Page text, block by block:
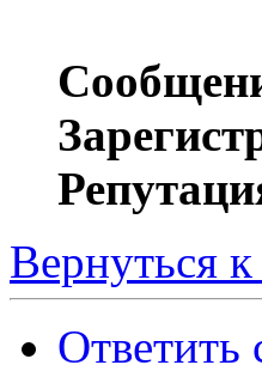
Вернуться
Ответить